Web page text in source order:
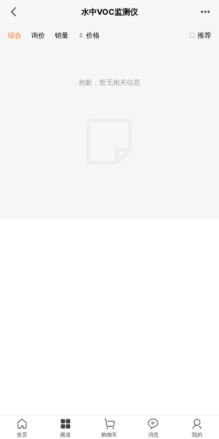
水中VOC监测仪
推荐
综合 询价 销量 价格
抱歉，暂无相关信息
首页 频道 购物车 消息 我的